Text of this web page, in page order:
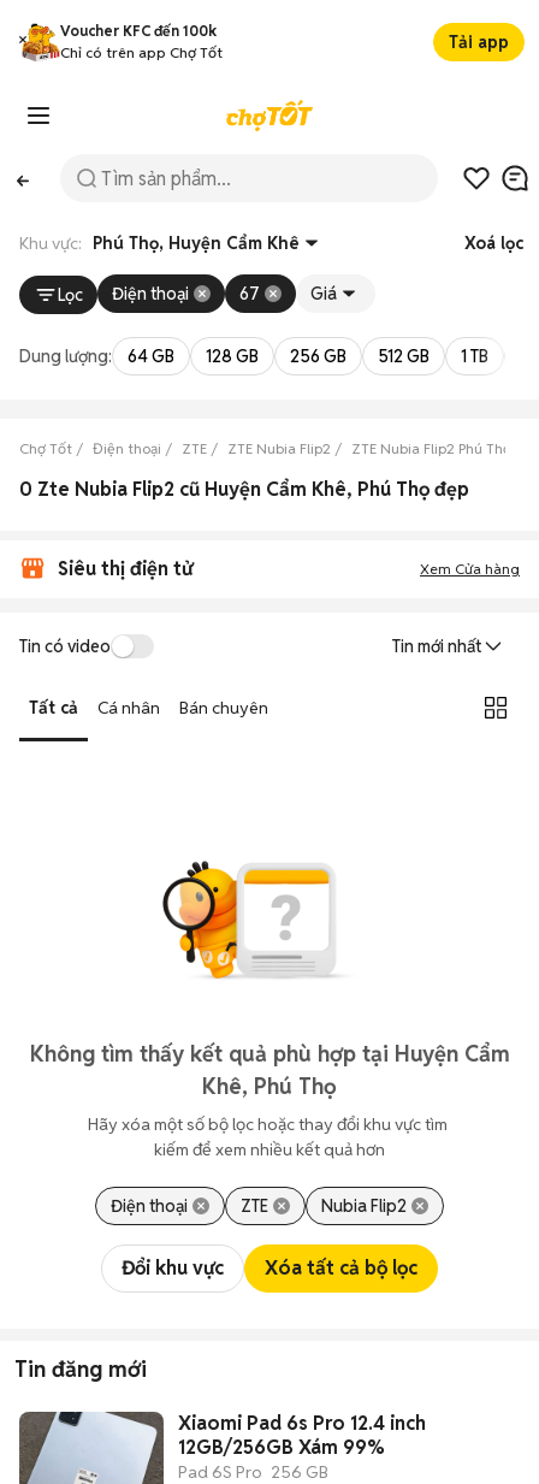
Voucher KFC đến 100k
Chỉ có trên app Chợ Tốt
Tải app
Khu vực: Phú Thọ, Huyện Cẩm Khê Xoá lọc
Lọc Điện thoại 67 Giá
Dung lượng: 64 GB 128 GB 256 GB 512 GB 1 TB
Chợ Tốt Điện thoại ZTE ZTE Nubia Flip2 ZTE Nubia Flip2 Phú Thọ
0 Zte Nubia Flip2 cũ Huyện Cẩm Khê, Phú Thọ đẹp
Siêu thị điện tử Xem Cửa hàng
Tin có video Tin mới nhất
Tất cả Cá nhân Bán chuyên
Không tìm thấy kết quả phù hợp tại Huyện Cẩm
Khê, Phú Thọ
Hãy xóa một số bộ lọc hoặc thay đổi khu vực tìm
kiếm để xem nhiều kết quả hơn
Điện thoại ZTE Nubia Flip2
Đổi khu vực Xóa tất cả bộ lọc
Tin đăng mới
Xiaomi Pad 6s Pro 12.4 inch
12GB/256GB Xám 99%
Pad 6S Pro 256 GB